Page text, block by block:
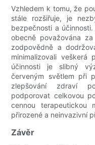
Vzhledem k tomu, že
stále rozšiřuje, je
bezpečnosti a
obecně považována
zodpovědně a
minimalizovali veškerá
účinnosti je slibný
červeným světlem při
zlepšování zdraví
podporovat celkovou
cennou terapeutickou
přirozené a neinvazivní
Závěr